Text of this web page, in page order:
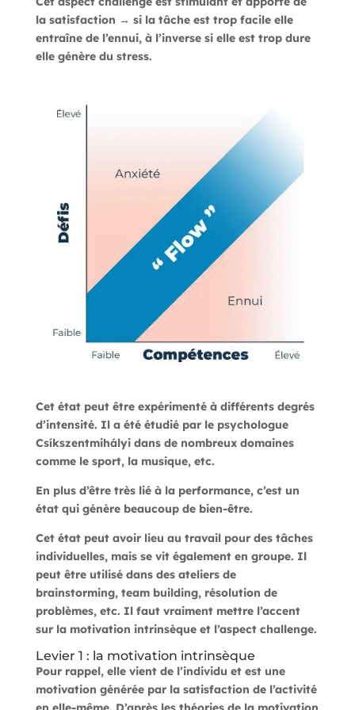
la satisfaction → si la tâche est trop facile elle
entraîne de l’ennui, à l’inverse si elle est trop dure
elle génère du stress.
Cet état peut être expérimenté à différents degrés
d’intensité. Il a été étudié par le psychologue
Csíkszentmihályi dans de nombreux domaines
comme le sport, la musique, etc.
En plus d’être très lié à la performance, c’est un
état qui génère beaucoup de bien-être.
Cet état peut avoir lieu au travail pour des tâches
individuelles, mais se vit également en groupe. Il
peut être utilisé dans des ateliers de
brainstorming, team building, résolution de
problèmes, etc. Il faut vraiment mettre l’accent
sur la motivation intrinsèque et l’aspect challenge.
Levier 1 : la motivation intrinsèque
Pour rappel, elle vient de l’individu et est une
motivation générée par la satisfaction de l’activité